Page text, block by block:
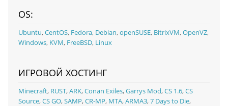
OS:
Ubuntu,CentOS, Fedora, Debian,openSUSE, BitrixVM,OpenVZ,
Windows, KVM, FreeBSD, Linux
ИГРОВОЙ ХОСТИНГ
Minecraft, RUST,ARK,Conan Exiles,Garrys Mod,CS 1.6,CS
Source,CS GO,SAMP,CR-MP, MTA,ARMA3,7 Days to Die,